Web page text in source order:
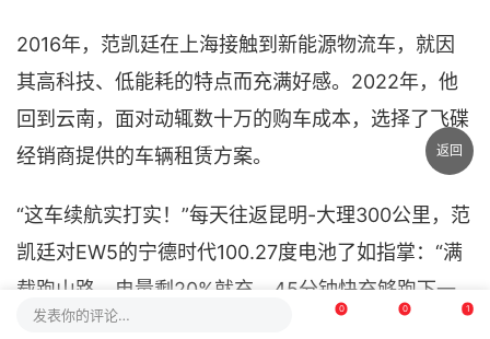
2016年，范凯廷在上海接触到新能源物流车，就因
其高科技、低能耗的特点而充满好感。2022年，他
回到云南，面对动辄数十万的购车成本，选择了飞碟
经销商提供的车辆租赁方案。
“这车续航实打实！”每天往返昆明-大理300公里，范
凯廷对EW5的宁德时代100.27度电池了如指掌：“满
载跑山路，电量剩20%就充，45分钟快充够跑下一
趟。”三级动能回收让长下坡变成“充电站”，配合低滚
发表你的评论… 0 0 1
返回